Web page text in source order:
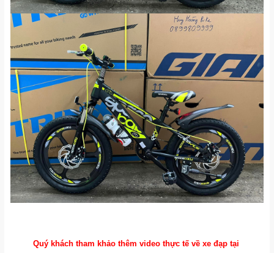
Quý khách tham khảo thêm video thực tế về xe đạp tại